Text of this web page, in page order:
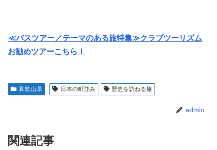
≪バスツアー／テーマのある旅特集≫クラブツーリズム
お勧めツアーこちら！
和歌山県 日本の町並み 歴史を訪ねる旅
admin
関連記事